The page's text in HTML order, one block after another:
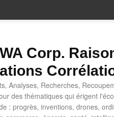
Corp.
Analyses, Recherches,
des thématiques qui érigent
: progrès, inventions, drones,